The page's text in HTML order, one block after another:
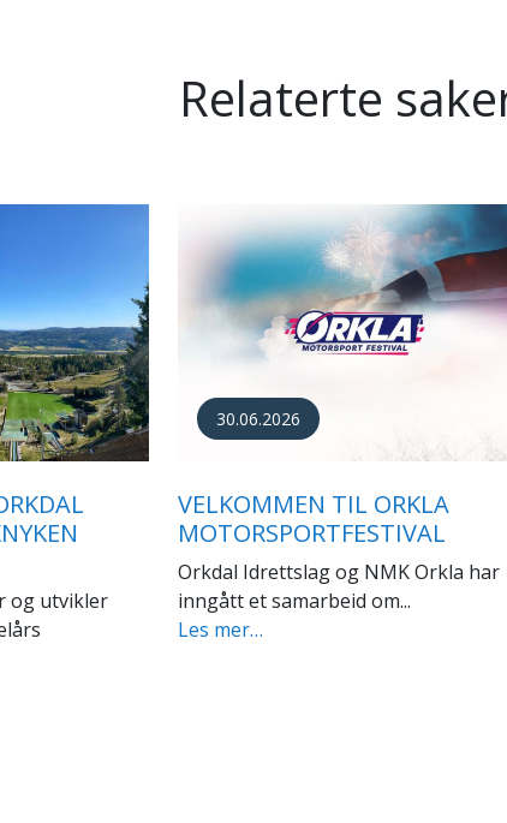
Relaterte
I
sitt
22.03.2026
VELKOMMEN TIL ÅRSMØTE I
ORKDAL IDRETTSLAG
Orkdal Idrettslag ønsker velkommen
årsmøte.
Les mer…